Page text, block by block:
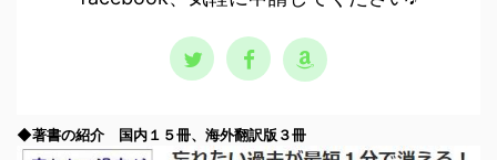
◆著書の紹介 国内１５冊、海外翻訳版３冊